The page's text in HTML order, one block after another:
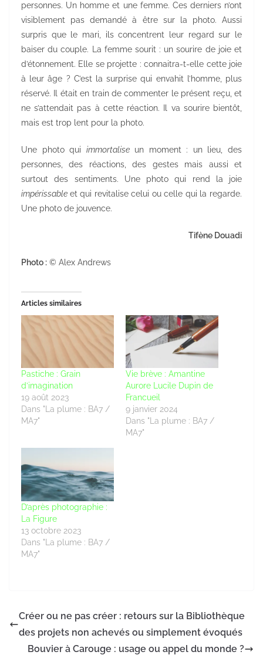
personnes. Un homme et une femme. Ces derniers n’ont
visiblement pas demandé à être sur la photo. Aussi
surpris que le mari, ils concentrent leur regard sur le
baiser du couple. La femme sourit : un sourire de joie et
d’étonnement. Elle se projette : connaitra-t-elle cette joie
à leur âge ? C’est la surprise qui envahit l’homme, plus
réservé. Il était en train de commenter le présent reçu, et
ne s’attendait pas à cette réaction. Il va sourire bientôt,
mais est trop lent pour la photo.
Une photo qui immortaliseun moment : un lieu, des
personnes, des réactions, des gestes mais aussi et
surtout des sentiments. Une photo qui rend la joie
impérissable et qui revitalise celui ou celle qui la regarde.
Une photo de jouvence.
Tifène Douadi
Photo : © Alex Andrews
Articles similaires
Pastiche : Grain
d’imagination
19 août 2023
Dans "La plume : BA7 /
MA7"
Vie brève : Amantine
Aurore Lucile Dupin de
Francueil
9 janvier 2024
Dans "La plume : BA7 /
MA7"
D’après photographie :
La Figure
13 octobre 2023
Dans "La plume : BA7 /
MA7"
Créer ou ne pas créer : retours sur la Bibliothèque
des projets non achevés ou simplement évoqués
Bouvier à Carouge : usage ou appel du monde ?